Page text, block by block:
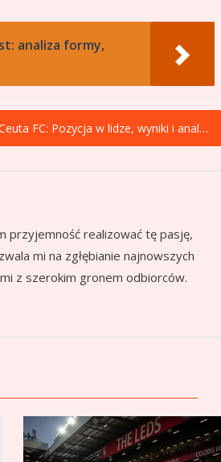
analiza formy,
Rankingi AD Ceuta FC: Pozycja w lidze, wyniki i analiza formy
przyjemność realizować tę pasję,
mi na zgłębianie najnowszych
z szerokim gronem odbiorców.